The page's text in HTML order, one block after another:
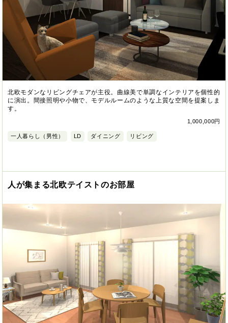
北欧モダンなリビングチェアが主役。曲線美で単調なインテリアを個性的
に演出。間接照明や小物で、モデルルームのような上質な空間を提案しま
す。
1,000,000円
一人暮らし（男性） LD ダイニング リビング
人が集まる北欧テイストのお部屋